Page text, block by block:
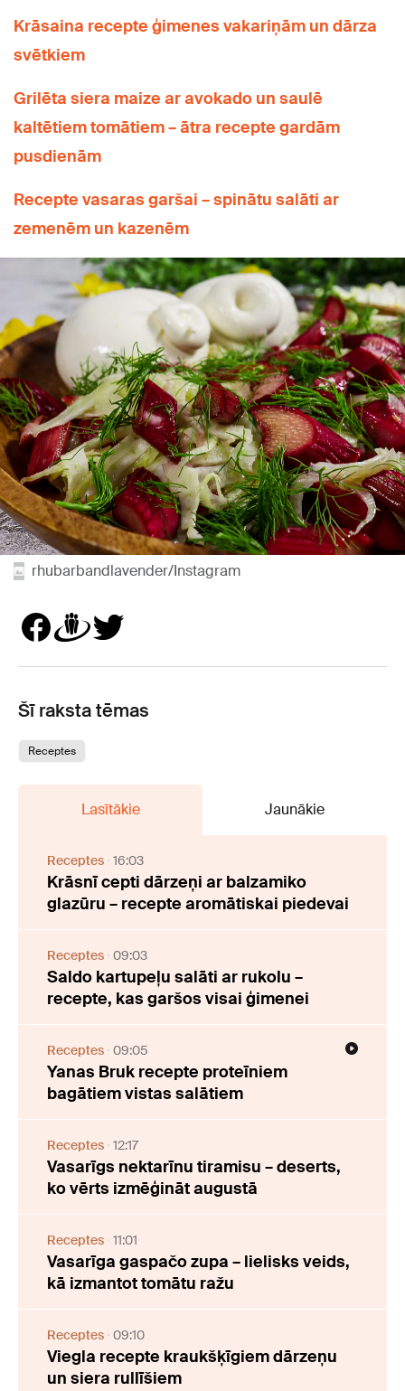
Krāsaina recepte ģimenes vakariņām un dārza
svētkiem
Grilēta siera maize ar avokado un saulē
kaltētiem tomātiem – ātra recepte gardām
pusdienām
Recepte vasaras garšai – spinātu salāti ar
zemenēm un kazenēm
rhubarbandlavender/Instagram
Šī raksta tēmas
Receptes
Lasītākie Jaunākie
Receptes 16:03
Krāsnī cepti dārzeņi ar balzamiko
glazūru – recepte aromātiskai piedevai
Receptes 09:03
Saldo kartupeļu salāti ar rukolu –
recepte, kas garšos visai ģimenei
Receptes 09:05
Yanas Bruk recepte proteīniem
bagātiem vistas salātiem
Receptes 12:17
Vasarīgs nektarīnu tiramisu – deserts,
ko vērts izmēģināt augustā
Receptes 11:01
Vasarīga gaspačo zupa – lielisks veids,
kā izmantot tomātu ražu
Receptes 09:10
Viegla recepte kraukšķīgiem dārzeņu
un siera rullīšiem